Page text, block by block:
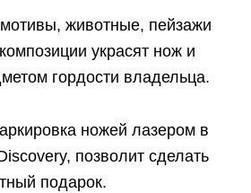
животные, пейзажи
украсят нож и
гордости владельца.
ножей лазером в
позволит сделать
подарок.